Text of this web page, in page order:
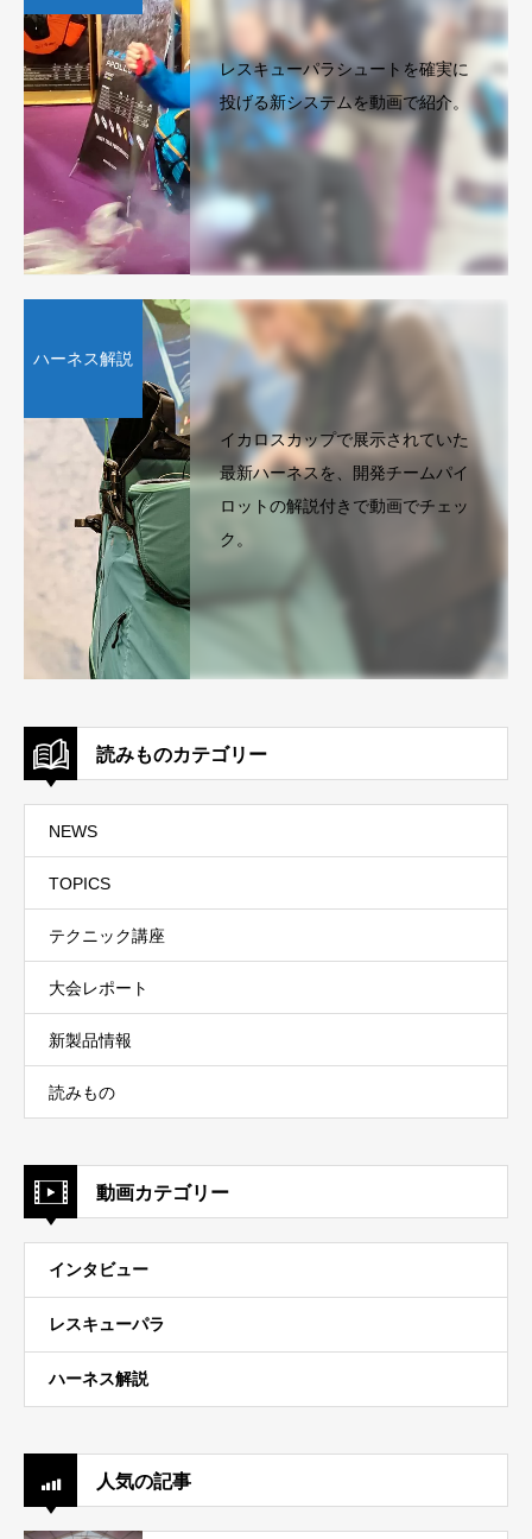
レスキューパラシュートを確実に
投げる新システムを動画で紹介。
ハーネス解説
イカロスカップで展示されていた
最新ハーネスを、開発チームパイ
ロットの解説付きで動画でチェッ
ク。
読みものカテゴリー
NEWS
TOPICS
テクニック講座
大会レポート
新製品情報
読みもの
動画カテゴリー
インタビュー
レスキューパラ
ハーネス解説
人気の記事